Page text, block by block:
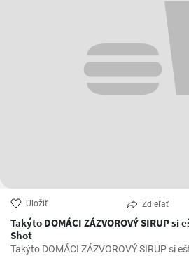
Uložiť Zdieľať
Takýto DOMÁCI ZÁZVOROVÝ SIRUP si ešte
Shot